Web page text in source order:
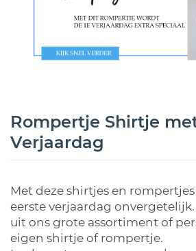
Rompertje Shirtje
Verjaardag
Met deze shirtjes en
eerste verjaardag
uit ons grote assortiment of
eigen shirtje of rompertje.